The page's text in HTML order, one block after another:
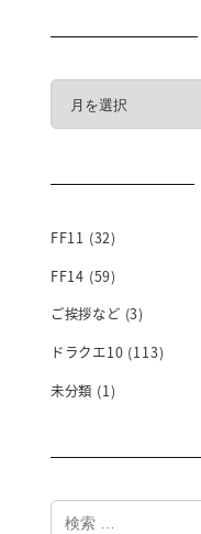
H
Y
FF11 (32)
FF14 (59)
ご挨拶など (3)
ドラクエ10 (113)
未分類 (1)
検